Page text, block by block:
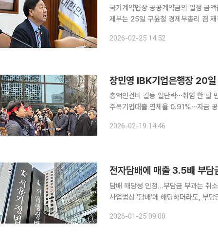
국가계약법상 공공계약금의 일정 금액
제부는 25일 구윤철 경제부총리 겸
70% 한도(누적)에서 선금 지급이 가
2026-02-25 14:52
장민영 IBK기업은행장 20일
총액인건비 갈등 일단락⋯취임 한 달
주목기업대출 연체율 0.91%⋯자금 공급-건전성 관리 과제
사태로 흔들린 내부통제 시스템 복원
2026-02-19 14:46
전자담배에 매출 3.5배 부
담배 해당성 인정…부담금 부과는 취소법원 "흡
사업법상 '담배'에 해당하더라도, 부
왔다. 25일 법조계에 따르면 서울
2026-01-25 09:00